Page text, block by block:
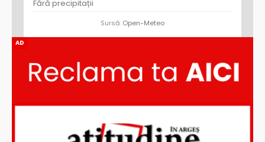
AD
Fără precipitații
Sursă: Open-Meteo